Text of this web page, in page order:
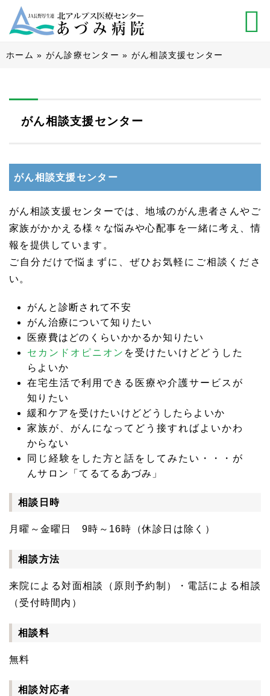
ホーム » がん診療センター » がん相談支援センター
がん相談支援センター
がん相談支援センター
がん相談支援センターでは、地域のがん患者さんやご
家族がかかえる様々な悩みや心配事を一緒に考え、情
報を提供しています。
ご自分だけで悩まずに、ぜひお気軽にご相談くださ
い。
がんと診断されて不安
がん治療について知りたい
医療費はどのくらいかかるか知りたい
セカンドオピニオン を受けたいけどどうした
らよいか
在宅生活で利用できる医療や介護サービスが
知りたい
緩和ケアを受けたいけどどうしたらよいか
家族が、がんになってどう接すればよいかわ
からない
同じ経験をした方と話をしてみたい・・・が
んサロン「てるてるあづみ」
相談日時
月曜～金曜日 9時～16時（休診日は除く）
相談方法
来院による対面相談（原則予約制）・電話による相談
（受付時間内）
相談料
無料
相談対応者